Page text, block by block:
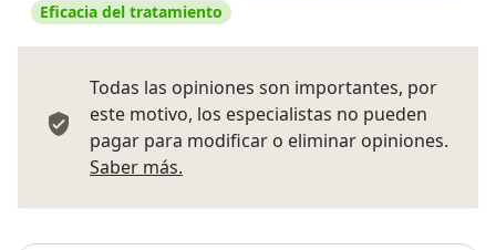
Eficacia del tratamiento
Todas las opiniones son importantes, por
este motivo, los especialistas no pueden
pagar para modificar o eliminar opiniones.
Saber más.